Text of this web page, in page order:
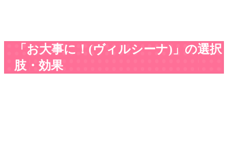
「お大事に！(ヴィルシーナ)」の選択
肢・効果